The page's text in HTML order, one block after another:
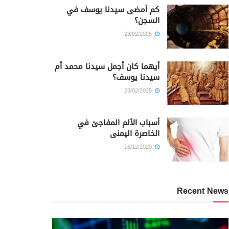
كم أمضى سيدنا يوسف في
السجن؟
أيهما كان أجمل سيدنا محمد أم
سيدنا يوسف؟
أسباب الألم المفاجئ في
الخاصرة اليمنى
Recent News